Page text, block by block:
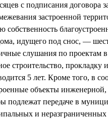
с подписания договора
застроенной
собственность
идущего под снос, —
слушания по проектам
строительство, прокладку
5 лет. Кроме того, в
объекты
подлежат передаче в
и неразграниченных